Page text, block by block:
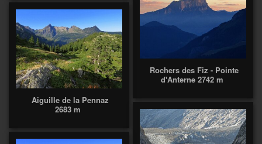
Rochers des Fiz - Pointe
d'Anterne 2742 m
Aiguille de la Pennaz
2683 m